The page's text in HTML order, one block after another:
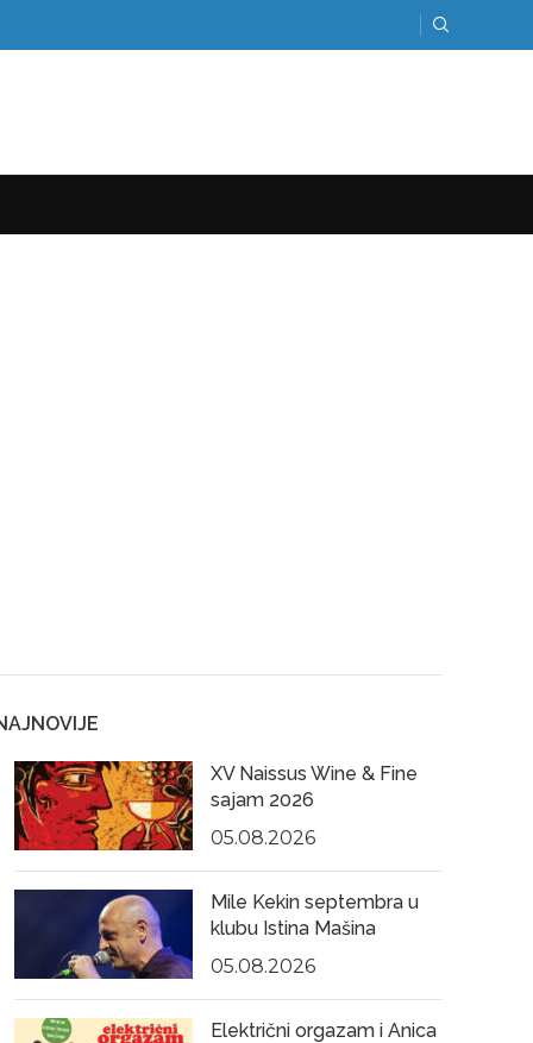
XV Naissus Wine & Fine
sajam 2026
05.08.2026
Mile Kekin septembra u
klubu Istina Mašina
05.08.2026
Električni orgazam i Anica